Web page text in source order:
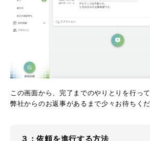
この画面から、完了までのやりとりを行って
弊社からのお返事があるまで少々お待ちくだ
３：依頼を進行する方法